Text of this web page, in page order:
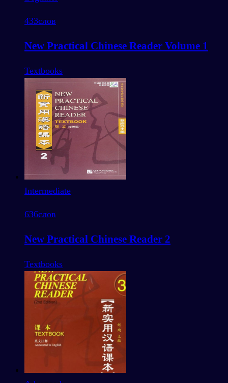
433слов
New Practical Chinese Reader Volume 1
Textbooks
Intermediate
636слов
New Practical Chinese Reader 2
Textbooks